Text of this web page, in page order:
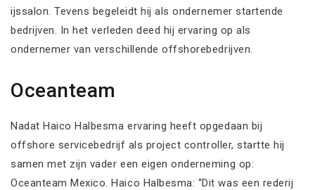
ijssalon. Tevens begeleidt hij als ondernemer startende
bedrijven. In het verleden deed hij ervaring op als
ondernemer van verschillende offshorebedrijven.
Oceanteam
Nadat Haico Halbesma ervaring heeft opgedaan bij
offshore servicebedrijf als project controller, startte hij
samen met zijn vader een eigen onderneming op:
Oceanteam Mexico. Haico Halbesma: “Dit was een rederij